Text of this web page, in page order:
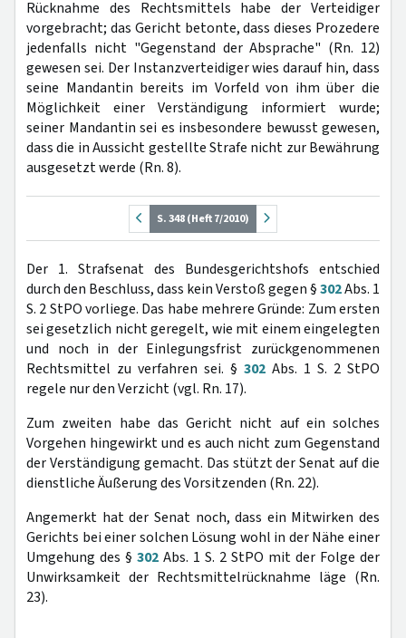
Rücknahme des Rechtsmittels habe der Verteidiger
vorgebracht; das Gericht betonte, dass dieses Prozedere
jedenfalls nicht "Gegenstand der Absprache" (Rn. 12)
gewesen sei. Der Instanzverteidiger wies darauf hin, dass
seine Mandantin bereits im Vorfeld von ihm über die
Möglichkeit einer Verständigung informiert wurde;
seiner Mandantin sei es insbesondere bewusst gewesen,
dass die in Aussicht gestellte Strafe nicht zur Bewährung
ausgesetzt werde (Rn. 8).
S. 348 (Heft 7/2010)
Der 1. Strafsenat des Bundesgerichtshofs entschied
durch den Beschluss, dass kein Verstoß gegen §302Abs. 1
S. 2 StPO vorliege. Das habe mehrere Gründe: Zum ersten
sei gesetzlich nicht geregelt, wie mit einem eingelegten
und noch in der Einlegungsfrist zurückgenommenen
Rechtsmittel zu verfahren sei. § 302 Abs. 1 S. 2 StPO
regele nur den Verzicht (vgl. Rn. 17).
Zum zweiten habe das Gericht nicht auf ein solches
Vorgehen hingewirkt und es auch nicht zum Gegenstand
der Verständigung gemacht. Das stützt der Senat auf die
dienstliche Äußerung des Vorsitzenden (Rn. 22).
Angemerkt hat der Senat noch, dass ein Mitwirken des
Gerichts bei einer solchen Lösung wohl in der Nähe einer
Umgehung des § 302 Abs. 1 S. 2 StPO mit der Folge der
Unwirksamkeit der Rechtsmittelrücknahme läge (Rn.
23).